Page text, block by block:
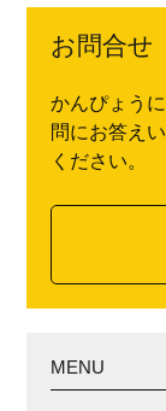
お問合せ
かんぴょう
問にお答え
ください。
MENU